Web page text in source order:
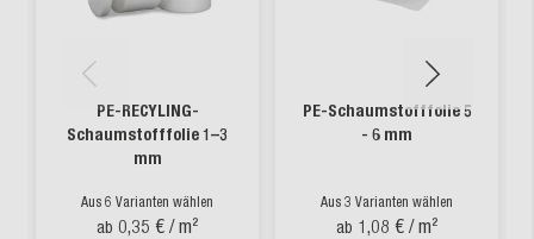
PE-RECYLING-
Schaumstofffolie 1–3
mm
Aus 6 Varianten wählen
ab 0,35 € / m²
PE-Schaumstofffolie 5
- 6 mm
Aus 3 Varianten wählen
ab 1,08 € / m²